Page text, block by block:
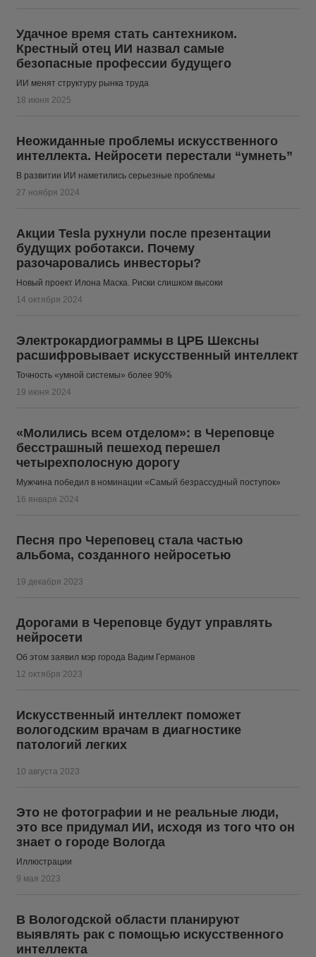
Удачное время стать сантехником.
Крестный отец ИИ назвал самые
безопасные профессии будущего
ИИ менят структуру рынка труда
18 июня 2025
Неожиданные проблемы искусственного
интеллекта. Нейросети перестали “умнеть”
В развитии ИИ наметились серьезные проблемы
27 ноября 2024
Акции Tesla рухнули после презентации
будущих роботакси. Почему
разочаровались инвесторы?
Новый проект Илона Маска. Риски слишком высоки
14 октября 2024
Электрокардиограммы в ЦРБ Шексны
расшифровывает искусственный интеллект
Точность «умной системы» более 90%
19 июня 2024
«Молились всем отделом»: в Череповце
бесстрашный пешеход перешел
четырехполосную дорогу
Мужчина победил в номинации «Самый безрассудный поступок»
16 января 2024
Песня про Череповец стала частью
альбома, созданного нейросетью
19 декабря 2023
Дорогами в Череповце будут управлять
нейросети
Об этом заявил мэр города Вадим Германов
12 октября 2023
Искусственный интеллект поможет
вологодским врачам в диагностике
патологий легких
10 августа 2023
Это не фотографии и не реальные люди,
это все придумал ИИ, исходя из того что он
знает о городе Вологда
Иллюстрации
9 мая 2023
В Вологодской области планируют
выявлять рак с помощью искусственного
интеллекта